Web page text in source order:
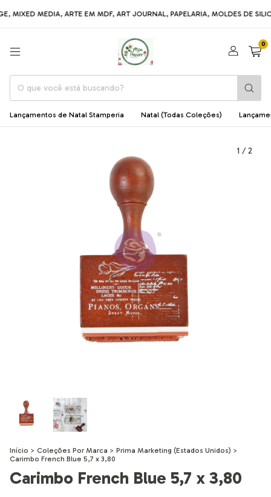
MEDIA, ARTE EM MDF, ART JOURNAL, PAPELARIA, MOLDES DE SILICONE,
0
Lançamentos de Natal Stamperia Natal (Todas Coleções)
1 /2
Início > Coleções Por Marca > Prima Marketing (Estados Unidos) >
Carimbo French Blue 5,7 x 3,80
Carimbo French Blue 5,7 x 3,80